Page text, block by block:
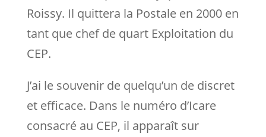
Roissy. Il quittera la Postale en 2000 en
tant que chef de quart Exploitation du
CEP.
J’ai le souvenir de quelqu’un de discret
et efficace. Dans le numéro d’Icare
consacré au CEP, il apparaît sur